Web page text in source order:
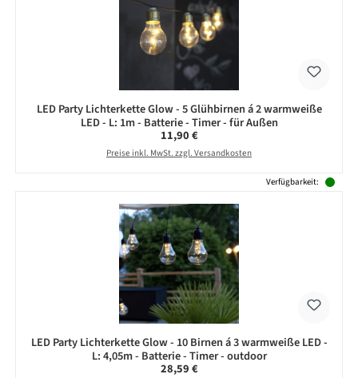
LED Party Lichterkette Glow - 5 Glühbirnen á 2 warmweiße
LED - L: 1m - Batterie - Timer - für Außen
Regulärer Preis:
11,90 €
Preise inkl. MwSt. zzgl. Versandkosten
Verfügbarkeit:
LED Party Lichterkette Glow - 10 Birnen á 3 warmweiße LED -
L: 4,05m - Batterie - Timer - outdoor
Regulärer Preis:
28,59 €